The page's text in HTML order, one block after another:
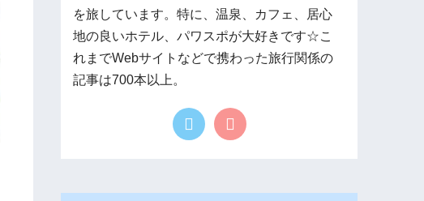
を旅しています。特に、温泉、カフェ、居心
地の良いホテル、パワスポが大好きです☆こ
れまでWebサイトなどで携わった旅行関係の
記事は700本以上。